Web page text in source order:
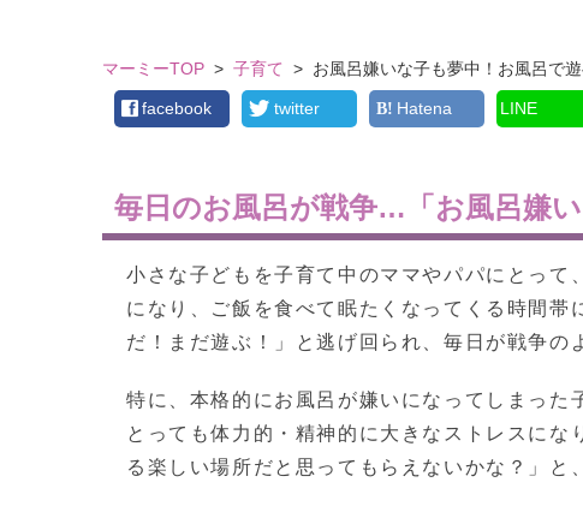
マーミーTOP > 子育て > お風呂嫌いな子も夢中！お風呂で
facebook twitter Hatena LINE
毎日のお風呂が戦争…「お風呂嫌
小さな子どもを子育て中のママやパパにとっ
になり、ご飯を食べて眠たくなってくる時間
だ！まだ遊ぶ！」と逃げ回られ、毎日が戦争の
特に、本格的にお風呂が嫌いになってしまった
とっても体力的・精神的に大きなストレスに
る楽しい場所だと思ってもらえないかな？」と